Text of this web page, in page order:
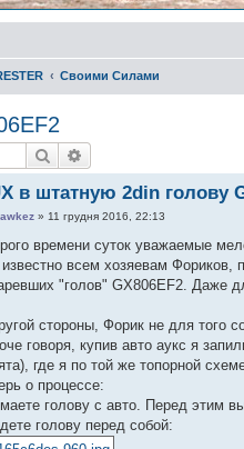
Своими Силами
Пошук
в штатную 2din голову
» 11 грудня 2016, 22:13
времени суток уважаемые
известно всем хозяевам Фориков,
"голов" GX806EF2. Даже
стороны, Форик не для того
говоря, купив авто аукс я
где я по той же топорной
о процессе:
голову с авто. Перед этим
голову перед собой: